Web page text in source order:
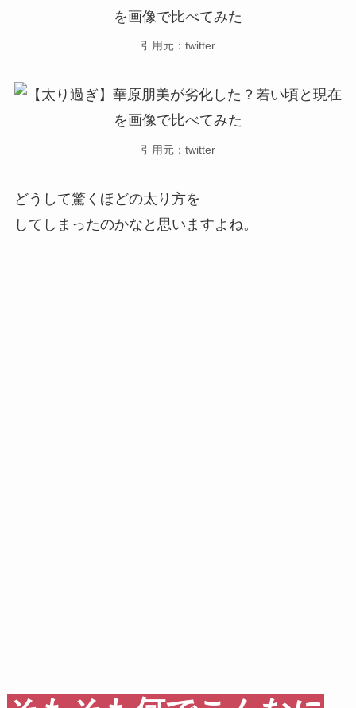
引用元：twitter
引用元：twitter
どうして驚くほどの太り方を
してしまったのかなと思いますよね。